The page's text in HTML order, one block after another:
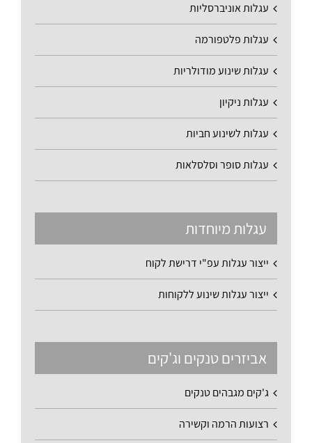
עגלות אוניברסליות
עגלות פלטפורמה
עגלות שינוע מודולריות
עגלות ניקיון
עגלות לשינוע חביות
עגלות סופר וסלסלאות
עגלות מיוחדות
ייצור עגלות עפ"י דרישת לקוח
ייצור עגלות שינוע ללקוחות
אביזרים טנקים וג'קים
ג'קים מגבהים טנקים
רצועות הרמה וקשירה